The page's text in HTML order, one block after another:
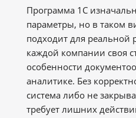
Программа 1С
параметры, но в таком
подходит для реальной
каждой компании своя
особенности
аналитике. Без
система либо не
требует лишних